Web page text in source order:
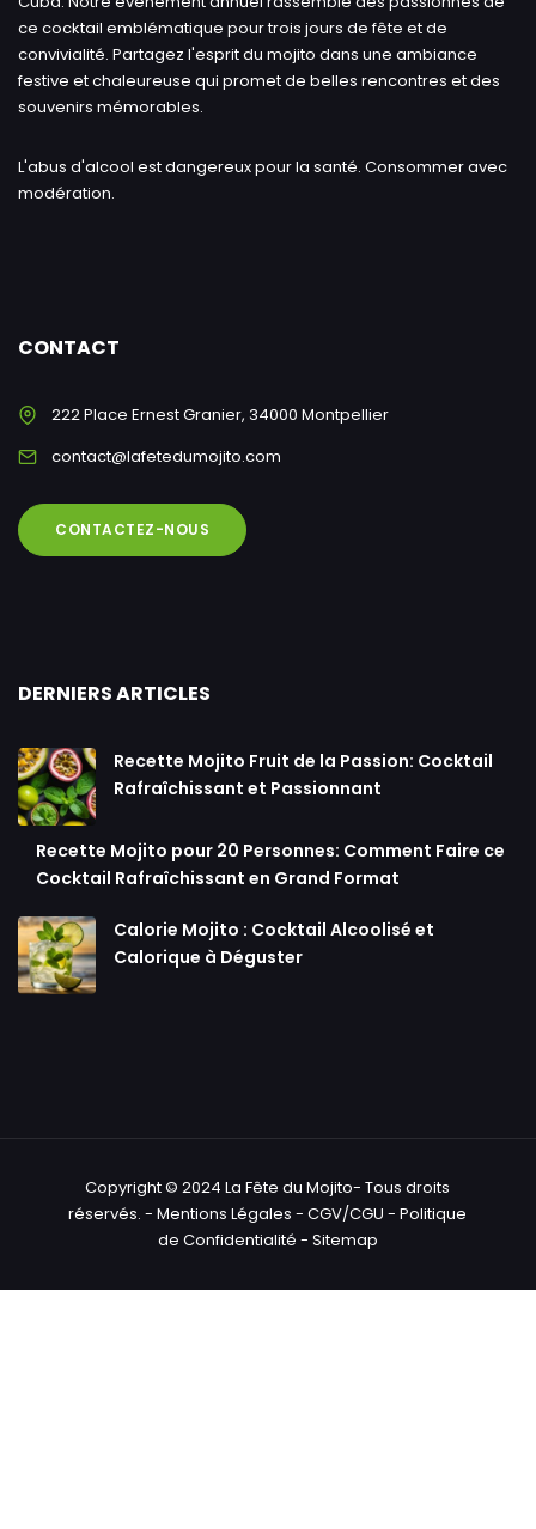
ce cocktail emblématique pour trois jours de fête et de
convivialité. Partagez l'esprit du mojito dans une ambiance
festive et chaleureuse qui promet de belles rencontres et des
souvenirs mémorables.
L'abus d'alcool est dangereux pour la santé. Consommer avec
modération.
CONTACT
222 Place Ernest Granier, 34000 Montpellier
contact@lafetedumojito.com
CONTACTEZ-NOUS
DERNIERS ARTICLES
Recette Mojito Fruit de la Passion: Cocktail
Rafraîchissant et Passionnant
Recette Mojito pour 20 Personnes: Comment Faire ce
Cocktail Rafraîchissant en Grand Format
Calorie Mojito : Cocktail Alcoolisé et
Calorique à Déguster
Copyright © 2024 La Fête du Mojito- Tous droits
réservés. -Mentions Légales -CGV/CGU -Politique
de Confidentialité - Sitemap